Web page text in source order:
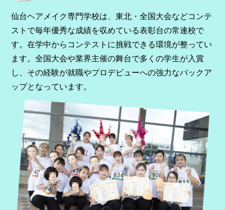
仙台ヘアメイク専門学校は、東北・全国大会などコンテ
ストで毎年優秀な成績を収めている表彰台の常連校で
す。在学中からコンテストに挑戦できる環境が整ってい
ます。全国大会や業界主催の舞台で多くの学生が入賞
し、その経験が就職やプロデビューへの強力なバックア
ップとなっています。